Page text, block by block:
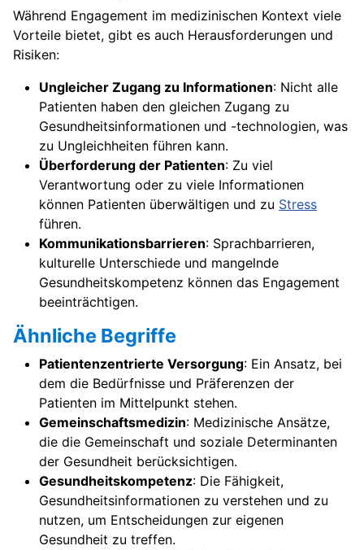
Während Engagement im medizinischen Kontext viele
Vorteile bietet, gibt es auch Herausforderungen und
Risiken:
Ungleicher Zugang zu Informationen: Nicht alle
Patienten haben den gleichen Zugang zu
Gesundheitsinformationen und -technologien, was
zu Ungleichheiten führen kann.
Überforderung der Patienten: Zu viel
Verantwortung oder zu viele Informationen
können Patienten überwältigen und zu Stress
führen.
Kommunikationsbarrieren: Sprachbarrieren,
kulturelle Unterschiede und mangelnde
Gesundheitskompetenz können das Engagement
beeinträchtigen.
Ähnliche Begriffe
Patientenzentrierte Versorgung: Ein Ansatz, bei
dem die Bedürfnisse und Präferenzen der
Patienten im Mittelpunkt stehen.
Gemeinschaftsmedizin: Medizinische Ansätze,
die die Gemeinschaft und soziale Determinanten
der Gesundheit berücksichtigen.
Gesundheitskompetenz: Die Fähigkeit,
Gesundheitsinformationen zu verstehen und zu
nutzen, um Entscheidungen zur eigenen
Gesundheit zu treffen.